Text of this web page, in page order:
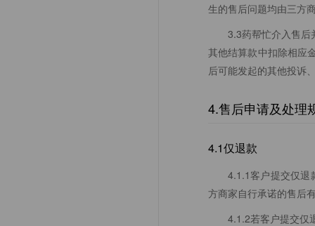
生的售后问题均由三方
3.3药帮忙介入售后
其他结算款中扣除相应
后可能发起的其他投诉
4.售后申请及处理
4.1仅退款
4.1.1客户提交仅退
方商家自行承诺的售后
4.1.2若客户提交仅